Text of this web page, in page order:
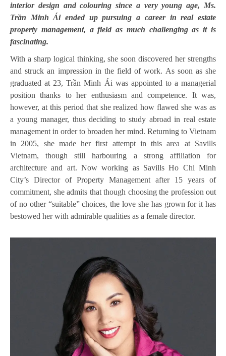
interior design and colouring since a very young age, Ms.
Trần Minh Ái ended up pursuing a career in real estate
property management, a field as much challenging as it is
fascinating.
With a sharp logical thinking, she soon discovered her strengths
and struck an impression in the field of work. As soon as she
graduated at 23, Trần Minh Ái was appointed to a managerial
position thanks to her enthusiasm and competence. It was,
however, at this period that she realized how flawed she was as
a young manager, thus deciding to study abroad in real estate
management in order to broaden her mind. Returning to Vietnam
in 2005, she made her first attempt in this area at Savills
Vietnam, though still harbouring a strong affiliation for
architecture and art. Now working as Savills Ho Chi Minh
City’s Director of Property Management after 15 years of
commitment, she admits that though choosing the profession out
of no other “suitable” choices, the love she has grown for it has
bestowed her with admirable qualities as a female director.